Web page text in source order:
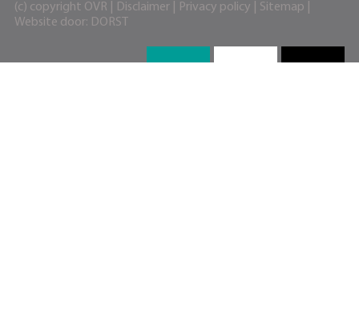
(c) copyright OVR | Disclaimer| Privacy policy Sitemap
Website door: DORST